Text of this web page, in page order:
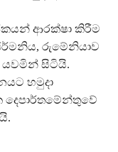
ආරක්ෂා කිරීම
රුමේනියාව
යවමින් සිටියි.
හමුදා